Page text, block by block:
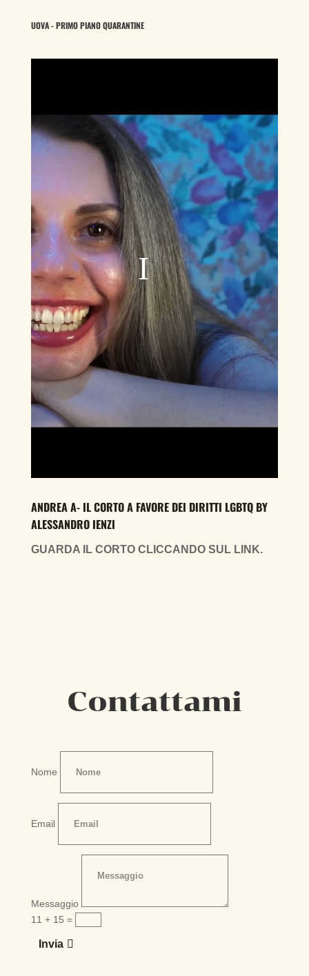
UOVA - PRIMO PIANO QUARANTINE
ANDREA A- IL CORTO A FAVORE DEI DIRITTI LGBTQ BY
ALESSANDRO IENZI
GUARDA IL CORTO CLICCANDO SUL LINK.
Contattami
Nome
Email
Messaggio
11 + 15 =
Invia